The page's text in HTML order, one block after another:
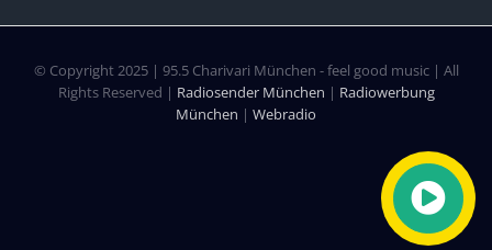
© Copyright 2025 | 95.5 Charivari München - feel good music | All
Rights Reserved | Radiosender München | Radiowerbung
München | Webradio